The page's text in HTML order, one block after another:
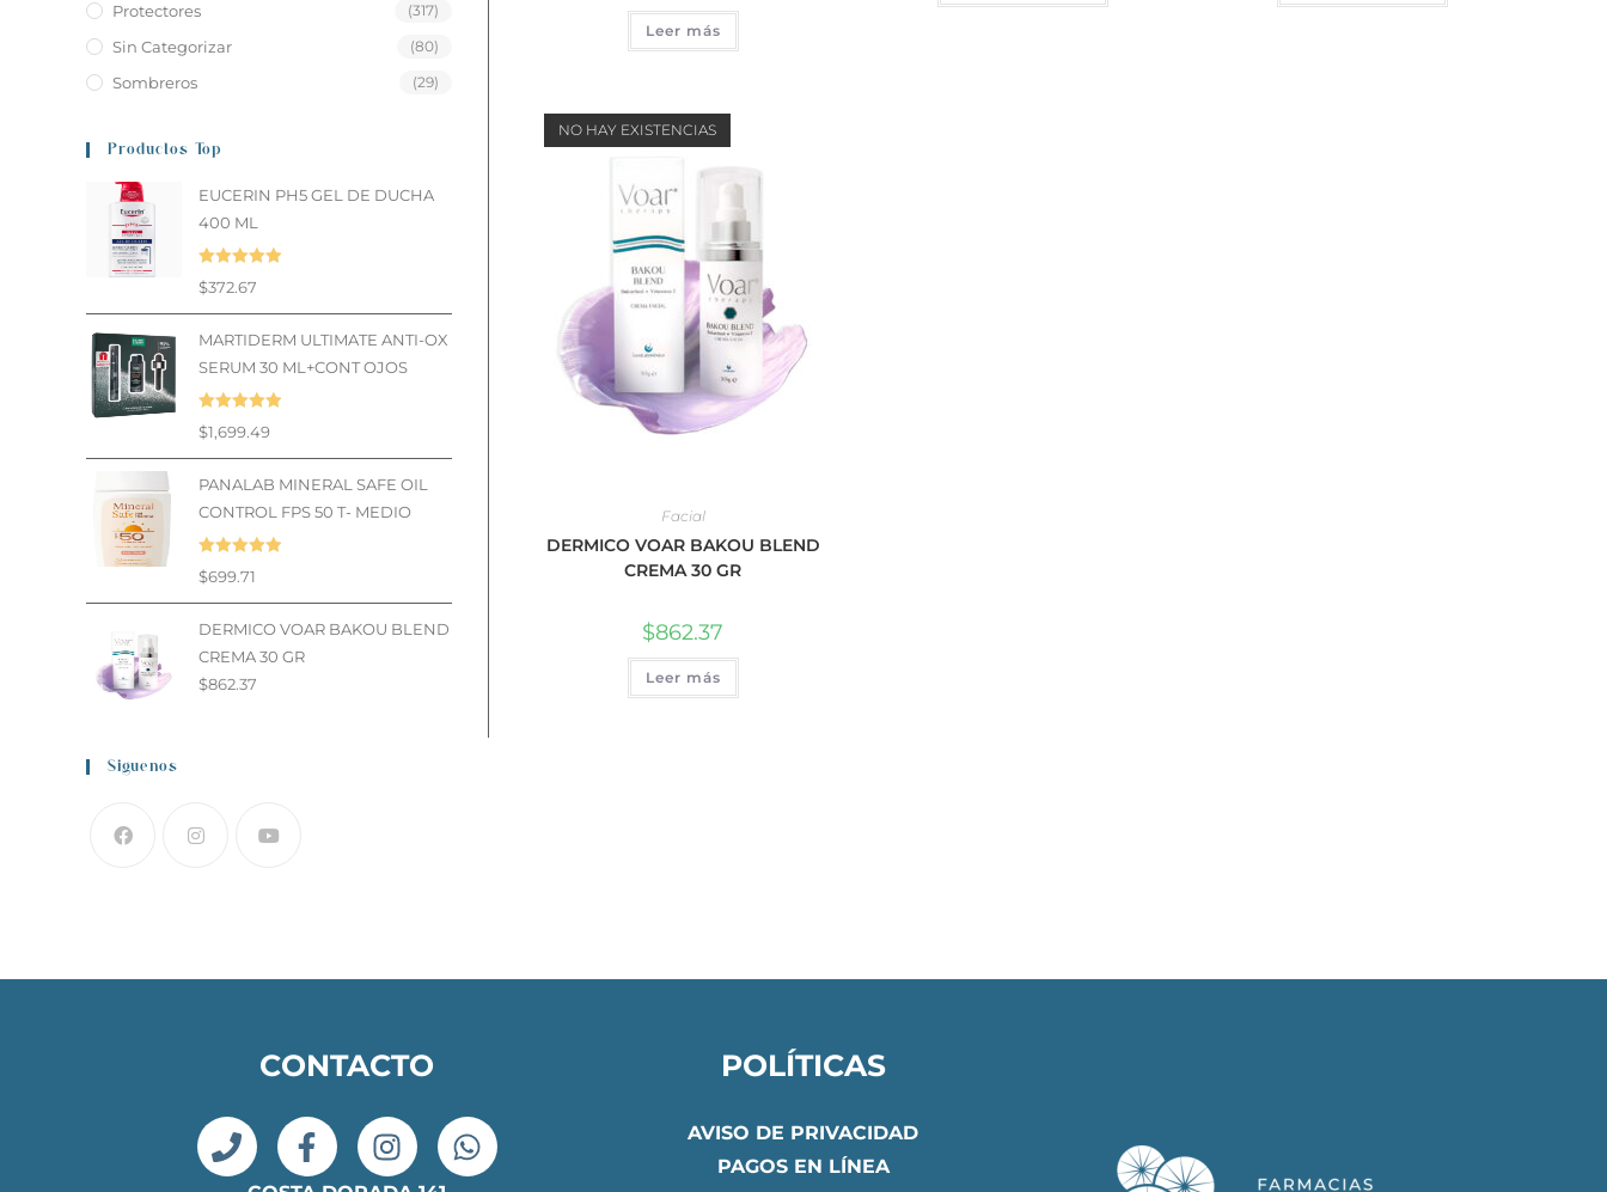
Leer más
NO HAY EXISTENCIAS
Facial
DERMICO VOAR BAKOU BLEND
CREMA 30 GR
$862.37
Leer más
Protectores (317)
Sin Categorizar (80)
Sombreros (29)
Productos Top
EUCERIN PH5 GEL DE DUCHA
400 ML
Valorado en
$372.67
MARTIDERM ULTIMATE ANTI-OX
SERUM 30 ML+CONT OJOS
Valorado en
$1,699.49
PANALAB MINERAL SAFE OIL
CONTROL FPS 50 T- MEDIO
Valorado en
$699.71
DERMICO VOAR BAKOU BLEND
CREMA 30 GR
$862.37
Siguenos
CONTACTO POLÍTICAS
AVISO DE PRIVACIDAD
PAGOS EN LÍNEA